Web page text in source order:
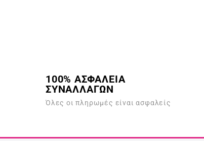
100% ΑΣΦΑΛΕΙΑ
ΣΥΝΑΛΛΑΓΩΝ
Όλες οι πληρωμές είναι ασφαλείς